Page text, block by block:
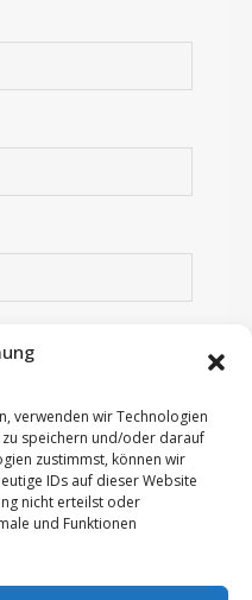
verwenden wir Technologien
speichern und/oder darauf
zustimmst, können wir
IDs auf dieser Website
nicht erteilst oder
und Funktionen